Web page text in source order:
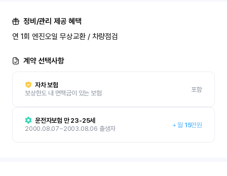
정비/관리 제공 혜택
연 1회 엔진오일 무상교환 / 차량점검
계약 선택사항
자차 보험
보상한도 내 면책금이 있는 보험
포함
운전자보험 만 23-25세
2000.08.07~2003.08.06 출생자
+월 15만원